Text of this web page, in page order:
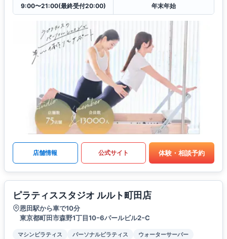
9:00〜21:00(最終受付20:00)
年末年始
店舗情報 公式サイト 体験・相談予約
ピラティススタジオ ルルト町田店
恩田駅から車で10分
東京都町田市森野1丁目10ｰ6パールビル2ｰC
マシンピラティス パーソナルピラティス
ウォーターサーバー